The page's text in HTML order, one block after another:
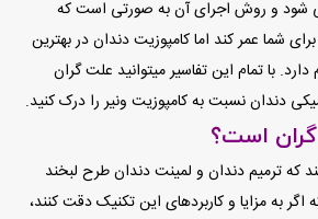
شود و روش اجرای آن به صورتی است که
بین 10 تا 15 سال برای شما عمر کند اما کامپوزیت دندان در بهترین
7 سال دوام دارد. با تمام این تفاسیر میتوانید علت گران
دندان نسبت به کامپوزیت ونیر را درک کنید.
گران است؟
که ترمیم دندان و لمینت دندان طرح لبخند
به مزایا و کاربردهای این تکنیک دقت کنند،